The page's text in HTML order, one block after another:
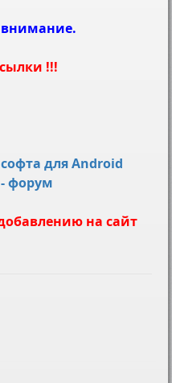
внимание.
!!!
для Android
форум
на сайт